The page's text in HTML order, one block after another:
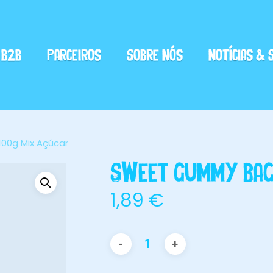
B2B Parceiros Sobre Nós Notícias &
Mix Açúcar
Sweet Gummy
1,89 €